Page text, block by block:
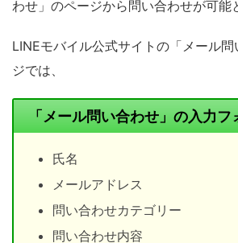
わせ」のページから問い合わせが可能
LINEモバイル公式サイトの「メール
ジでは、
「メール問い合わせ」の入力フ
氏名
メールアドレス
問い合わせカテゴリー
問い合わせ内容